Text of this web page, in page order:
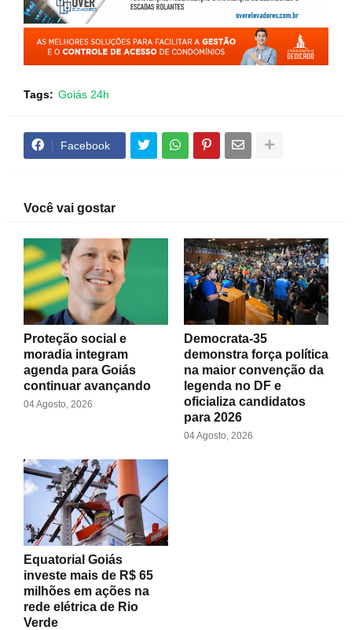
Tags: Goiás 24h
Facebook
Você vai gostar
Proteção social e
moradia integram
agenda para Goiás
continuar avançando
04 Agosto, 2026
Democrata-35
demonstra força política
na maior convenção da
legenda no DF e
oficializa candidatos
para 2026
04 Agosto, 2026
Equatorial Goiás
investe mais de R$ 65
milhões em ações na
rede elétrica de Rio
Verde